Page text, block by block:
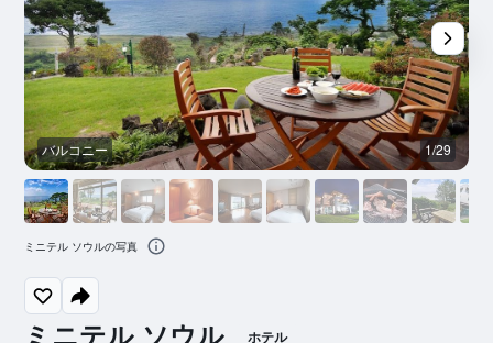
ミニテル ソウル ホテル
バルコニー 1/29
ミニテル ソウルの写真